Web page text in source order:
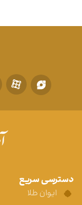
دسترسی سریع
ایوان طلا